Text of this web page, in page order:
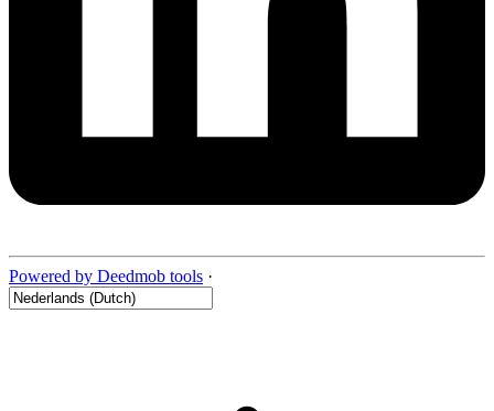
Powered by Deedmob tools ·